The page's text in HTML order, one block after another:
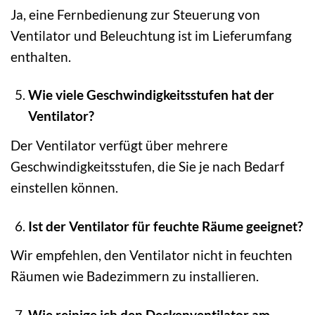
Ja, eine Fernbedienung zur Steuerung von
Ventilator und Beleuchtung ist im Lieferumfang
enthalten.
Wie viele Geschwindigkeitsstufen hat der
Ventilator?
Der Ventilator verfügt über mehrere
Geschwindigkeitsstufen, die Sie je nach Bedarf
einstellen können.
Ist der Ventilator für feuchte Räume geeignet?
Wir empfehlen, den Ventilator nicht in feuchten
Räumen wie Badezimmern zu installieren.